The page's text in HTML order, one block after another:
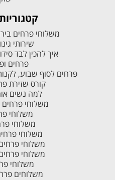
משלוחי פרחים
שירותי
איך להכין לבד
פרחים
פרחים לסוף שבוע,
קורס שזירת
למה נשים
משלוחי
משלוחי
משלוחי
משלוחי
משלוחי
משלוחי
משלוחי
משלוחים